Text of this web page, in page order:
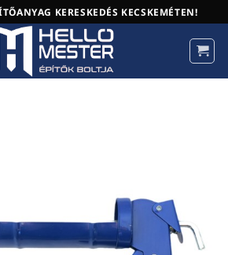
KERESKEDÉS KECSKEMÉTEN!